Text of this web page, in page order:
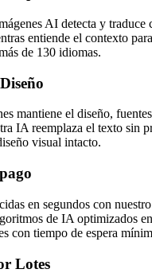
AI detecta y traduce
entiende el contexto
de 130 idiomas.
mantiene el diseño,
IA reemplaza el texto sin
visual intacto.
en segundos con
de IA optimizados
con tiempo de espera
Lotes